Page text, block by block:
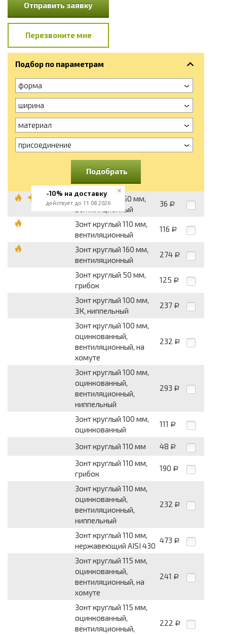
Отправить заявку
Перезвоните мне
Подбор по параметрам
форма
ширина
материал
присоединение
Подобрать
Зонт круглый 50 мм,
вентиляционный
36 Р
Зонт круглый 110 мм,
вентиляционный
116 Р
Зонт круглый 160 мм,
вентиляционный
274 Р
Зонт круглый 50 мм,
грибок
125 Р
Зонт круглый 100 мм,
ЗК, ниппельный
237 Р
Зонт круглый 100 мм,
оцинкованный,
вентиляционный, на
хомуте
232 Р
Зонт круглый 100 мм,
оцинкованный,
вентиляционный,
ниппельный
293 Р
Зонт круглый 100 мм,
оцинкованный
111 Р
Зонт круглый 110 мм 48 Р
Зонт круглый 110 мм,
грибок
190 Р
Зонт круглый 110 мм,
оцинкованный,
вентиляционный,
ниппельный
232 Р
Зонт круглый 110 мм,
нержавеющий AISI 430
473 Р
Зонт круглый 115 мм,
оцинкованный,
вентиляционный, на
хомуте
241 Р
Зонт круглый 115 мм,
оцинкованный,
вентиляционный,
222 Р
-10% на доставку
действует до 11.08.2026